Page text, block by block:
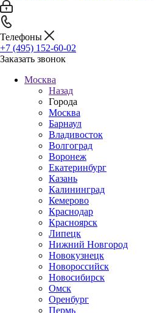
Телефоны
+7 (495) 152-60-02
Заказать звонок
Москва
Назад
Города
Москва
Барнаул
Владивосток
Волгоград
Воронеж
Екатеринбург
Казань
Калининград
Кемерово
Краснодар
Красноярск
Липецк
Нижний Новгород
Новокузнецк
Новороссийск
Новосибирск
Омск
Оренбург
Пермь